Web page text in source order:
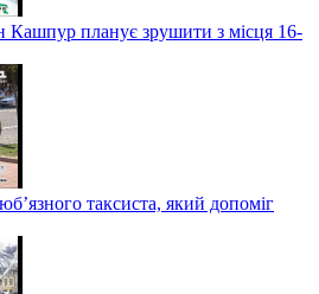
Кашпур планує зрушити з місця 16-
таксиста, який допоміг